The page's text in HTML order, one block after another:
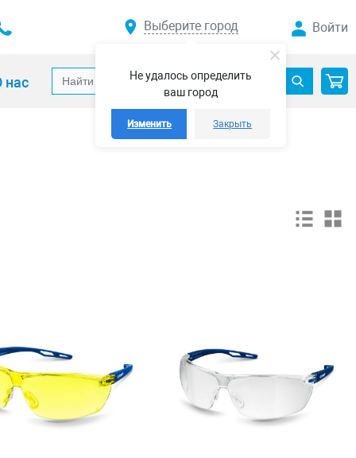
Не удалось определить
ваш город
Изменить Закрыть
Выберите город Войти
нас